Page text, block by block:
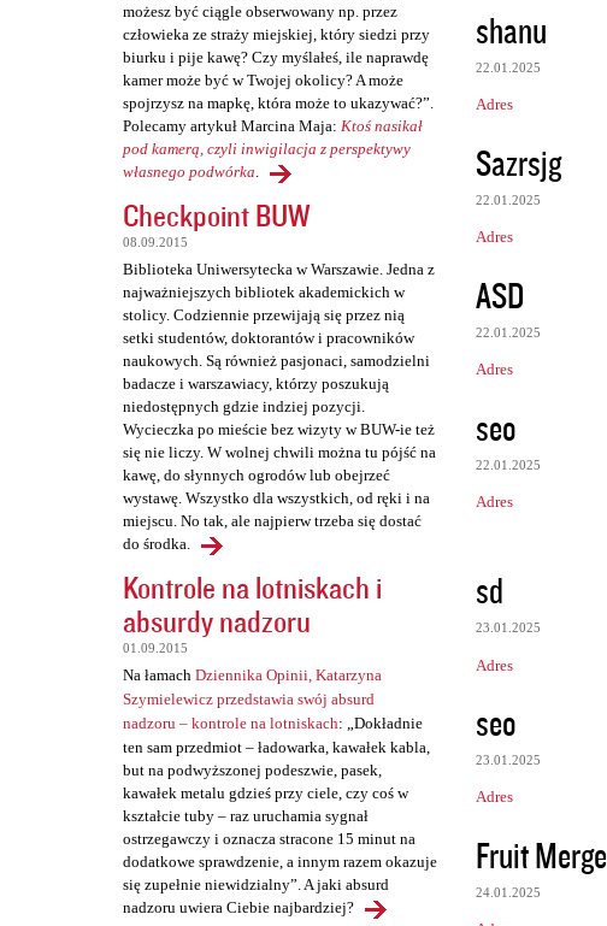
możesz być ciągle obserwowany np. przez
człowieka ze straży miejskiej, który siedzi przy
biurku i pije kawę? Czy myślałeś, ile naprawdę
kamer może być w Twojej okolicy? A może
spojrzysz na mapkę, która może to ukazywać?”.
Polecamy artykuł Marcina Maja: Ktoś nasikał
pod kamerą, czyli inwigilacja z perspektywy
własnego podwórka.
Checkpoint BUW
08.09.2015
Biblioteka Uniwersytecka w Warszawie. Jedna z
najważniejszych bibliotek akademickich w
stolicy. Codziennie przewijają się przez nią
setki studentów, doktorantów i pracowników
naukowych. Są również pasjonaci, samodzielni
badacze i warszawiacy, którzy poszukują
niedostępnych gdzie indziej pozycji.
Wycieczka po mieście bez wizyty w BUW-ie też
się nie liczy. W wolnej chwili można tu pójść na
kawę, do słynnych ogrodów lub obejrzeć
wystawę. Wszystko dla wszystkich, od ręki i na
miejscu. No tak, ale najpierw trzeba się dostać
do środka.
Kontrole na lotniskach i
absurdy nadzoru
01.09.2015
Na łamach Dziennika Opinii, Katarzyna
Szymielewicz przedstawia swój absurd
nadzoru – kontrole na lotniskach: „Dokładnie
ten sam przedmiot – ładowarka, kawałek kabla,
but na podwyższonej podeszwie, pasek,
kawałek metalu gdzieś przy ciele, czy coś w
kształcie tuby – raz uruchamia sygnał
ostrzegawczy i oznacza stracone 15 minut na
dodatkowe sprawdzenie, a innym razem okazuje
się zupełnie niewidzialny”. A jaki absurd
nadzoru uwiera Ciebie najbardziej?
t
a
r
z
e
shanu
22.01.2025
Adres
Sazrsjg
22.01.2025
Adres
ASD
22.01.2025
Adres
seo
22.01.2025
Adres
sd
23.01.2025
Adres
seo
23.01.2025
Adres
Fruit Merge
24.01.2025